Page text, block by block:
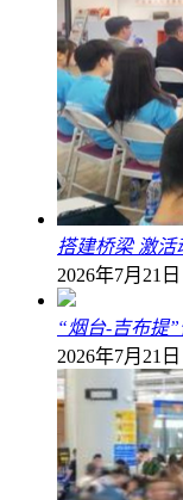
搭建桥梁 激
2026年7月21
“烟台-吉布提
2026年7月21